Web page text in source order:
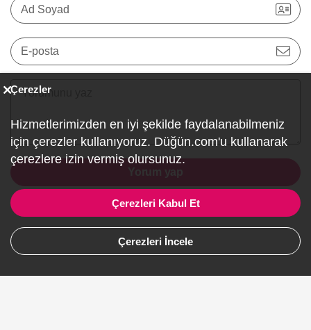
Ad Soyad
E-posta
Yorum yap
Çerezler
Hizmetlerimizden en iyi şekilde faydalanabilmeniz
için çerezler kullanıyoruz. Düğün.com'u kullanarak
çerezlere izin vermiş olursunuz.
Çerezleri Kabul Et
Çerezleri İncele